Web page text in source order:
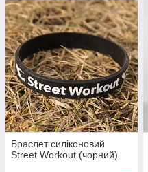
Браслет силіконовий
Street Workout (чорний)